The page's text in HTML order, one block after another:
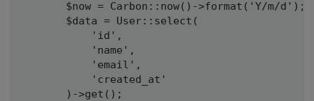
       $now = Carbon::now()->format('Y/m/d');
       $data = User::select(
           'id',
           'name',
           'email',
           'created_at'
       )->get();